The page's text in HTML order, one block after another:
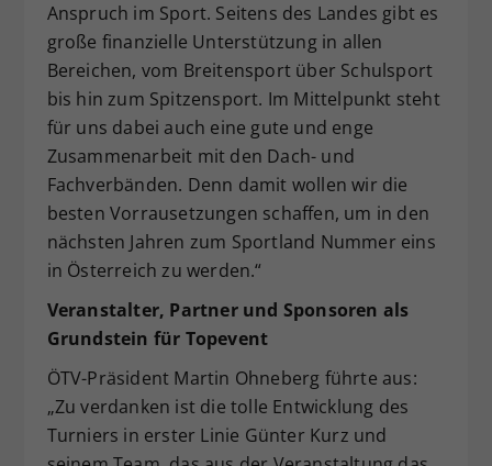
Anspruch im Sport. Seitens des Landes gibt es
große finanzielle Unterstützung in allen
Bereichen, vom Breitensport über Schulsport
bis hin zum Spitzensport. Im Mittelpunkt steht
für uns dabei auch eine gute und enge
Zusammenarbeit mit den Dach- und
Fachverbänden. Denn damit wollen wir die
besten Vorrausetzungen schaffen, um in den
nächsten Jahren zum Sportland Nummer eins
in Österreich zu werden.“
Veranstalter, Partner und Sponsoren als
Grundstein für Topevent
ÖTV-Präsident Martin Ohneberg führte aus:
„Zu verdanken ist die tolle Entwicklung des
Turniers in erster Linie Günter Kurz und